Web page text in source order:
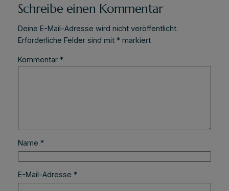
Schreibe einen Kommentar
Deine E-Mail-Adresse wird nicht veröffentlicht.
Erforderliche Felder sind mit * markiert
Kommentar *
Name *
E-Mail-Adresse *